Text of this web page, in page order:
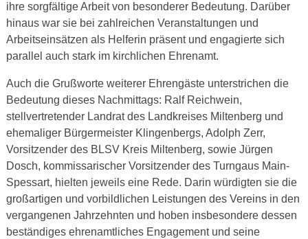
ihre sorgfältige Arbeit von besonderer Bedeutung. Darüber
hinaus war sie bei zahlreichen Veranstaltungen und
Arbeitseinsätzen als Helferin präsent und engagierte sich
parallel auch stark im kirchlichen Ehrenamt.
Auch die Grußworte weiterer Ehrengäste unterstrichen die
Bedeutung dieses Nachmittags: Ralf Reichwein,
stellvertretender Landrat des Landkreises Miltenberg und
ehemaliger Bürgermeister Klingenbergs, Adolph Zerr,
Vorsitzender des BLSV Kreis Miltenberg, sowie Jürgen
Dosch, kommissarischer Vorsitzender des Turngaus Main-
Spessart, hielten jeweils eine Rede. Darin würdigten sie die
großartigen und vorbildlichen Leistungen des Vereins in den
vergangenen Jahrzehnten und hoben insbesondere dessen
beständiges ehrenamtliches Engagement und seine